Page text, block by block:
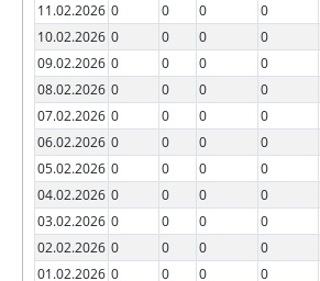
11.02.2026 0 0 0 0
10.02.2026 0 0 0 0
09.02.2026 0 0 0 0
08.02.2026 0 0 0 0
07.02.2026 0 0 0 0
06.02.2026 0 0 0 0
05.02.2026 0 0 0 0
04.02.2026 0 0 0 0
03.02.2026 0 0 0 0
02.02.2026 0 0 0 0
01.02.2026 0 0 0 0